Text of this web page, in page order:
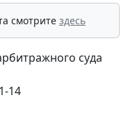
смотрите здесь
суда
14